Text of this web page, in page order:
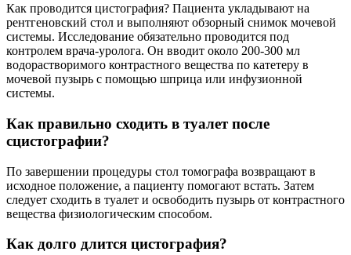
Как проводится цистография? Пациента укладывают на
рентгеновский стол и выполняют обзорный снимок мочевой
системы. Исследование обязательно проводится под
контролем врача-уролога. Он вводит около 200-300 мл
водорастворимого контрастного вещества по катетеру в
мочевой пузырь с помощью шприца или инфузионной
системы.
Как правильно сходить в туалет после
сцистографии?
По завершении процедуры стол томографа возвращают в
исходное положение, а пациенту помогают встать. Затем
следует сходить в туалет и освободить пузырь от контрастного
вещества физиологическим способом.
Как долго длится цистография?